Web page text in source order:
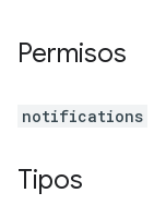
Permisos
notifications
Tipos